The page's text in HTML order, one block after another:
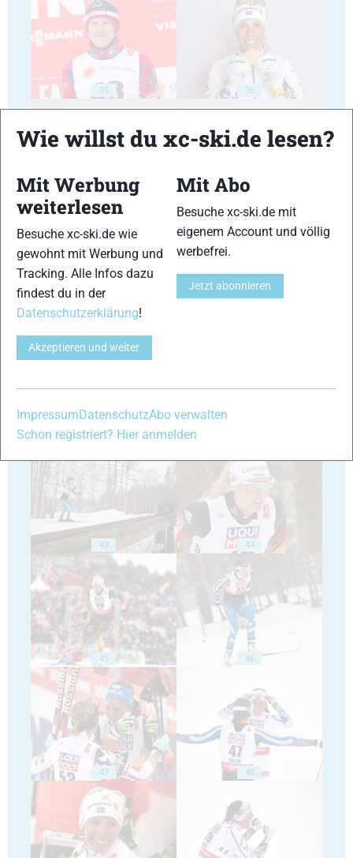
35 36
37
39
41
43 44
45 46
47 48
Wie willst du xc-ski.de lesen?
Mit Werbung
weiterlesen
Besuche xc-ski.de wie
gewohnt mit Werbung und
Tracking. Alle Infos dazu
findest du in der
Datenschutzerklärung!
Akzeptieren und weiter
Mit Abo
Besuche xc-ski.de mit
eigenem Account und völlig
werbefrei.
Jetzt abonnieren
ImpressumDatenschutzAbo verwalten
Schon registriert? Hier anmelden